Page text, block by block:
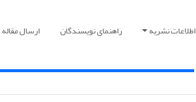
اطلاعات نشریه راهنمای نویسندگان ارسال مقاله